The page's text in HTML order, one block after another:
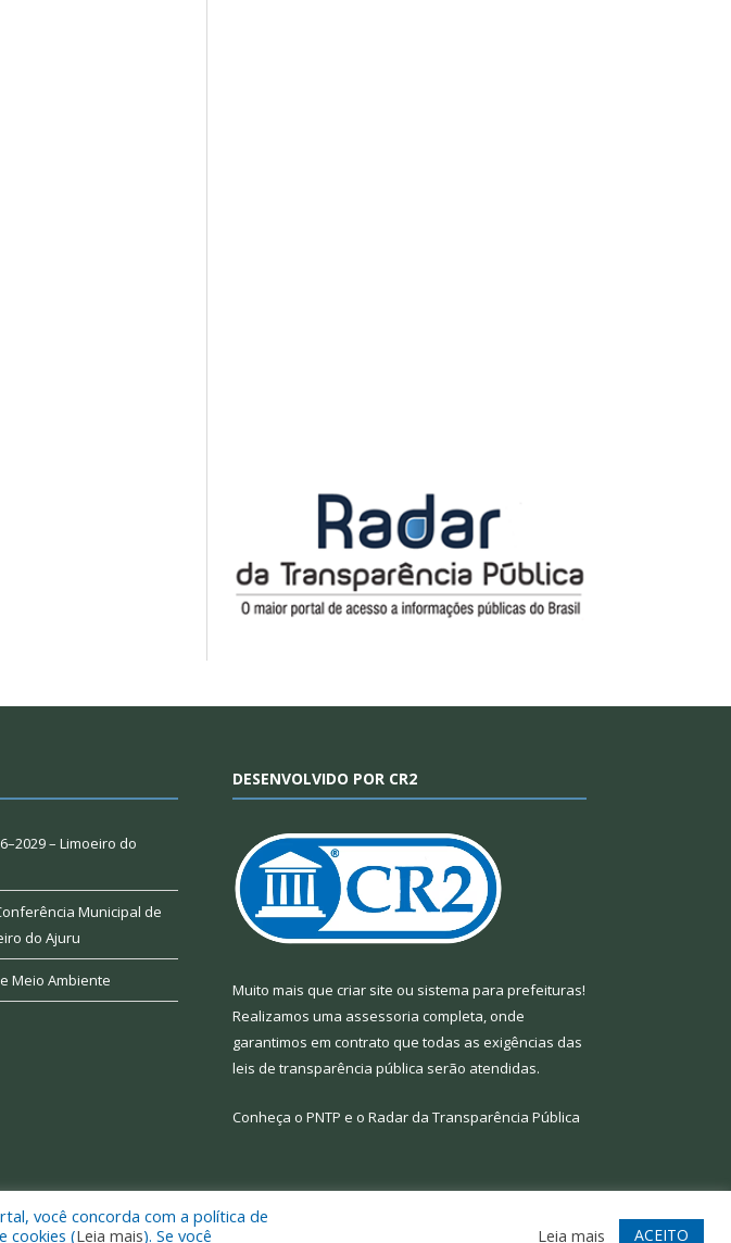
– Limoeiro do
Municipal de
do Ajuru
Meio Ambiente
DESENVOLVIDO POR CR2
Muito mais que criar site ou sistema para prefeituras!
Realizamos uma assessoria completa, onde
garantimos em contrato que todas as exigências das
leis de transparência pública serão atendidas.
Conheça o PNTP e o Radar da Transparência Pública
Mapa do Site Acessar Webmail
você concorda com a política de
cookies (Leia mais). Se você Leia mais ACEITO